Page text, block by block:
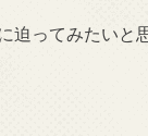
迫ってみたいと